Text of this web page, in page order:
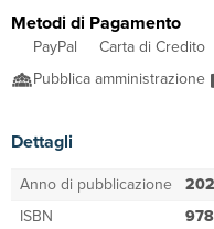
Metodi di Pagamento
PayPal Carta di Credito
Pubblica amministrazione
Dettagli
Anno di pubblicazione
ISBN